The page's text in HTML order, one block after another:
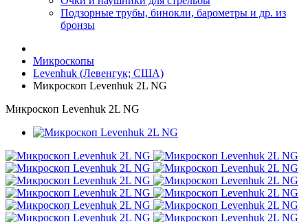
Подзорные трубы, бинокли, барометры и др. из
бронзы
Микроскопы
Levenhuk (Левенгук; США)
Микроскоп Levenhuk 2L NG
Микроскоп Levenhuk 2L NG